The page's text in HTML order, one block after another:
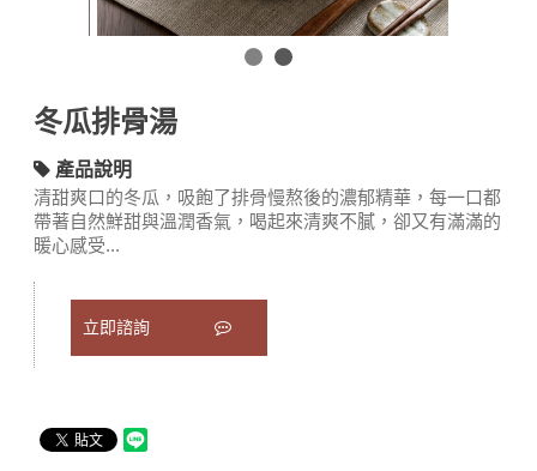
冬瓜排骨湯
產品說明
清甜爽口的冬瓜，吸飽了排骨慢熬後的濃郁精華，每一口都
帶著自然鮮甜與溫潤香氣，喝起來清爽不膩，卻又有滿滿的
暖心感受...
立即諮詢